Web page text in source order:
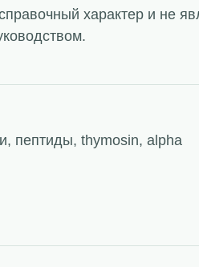
характер и не
пептиды, thymosin, alpha